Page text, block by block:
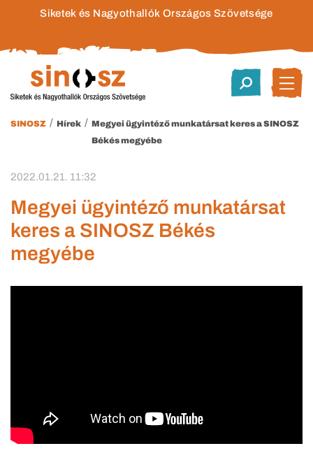
Siketek és Nagyothallók Országos Szövetsége
SINOSZ / Hírek / Megyei ügyintéző munkatársat keres a SINOSZ
Békés megyébe
2022.01.21. 11:32
Megyei ügyintéző munkatársat
keres a SINOSZ Békés
megyébe